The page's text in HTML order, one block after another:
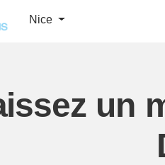
Nice
un